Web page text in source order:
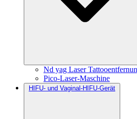
Nd yag Laser
Pico-Laser-Maschine
HIFU- und Vaginal-HIFU-Gerät